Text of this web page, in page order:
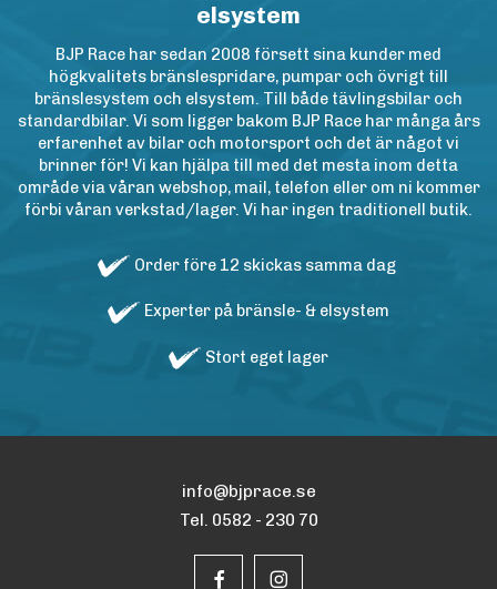
elsystem
BJP Race har sedan 2008 försett sina kunder med
högkvalitets bränslespridare, pumpar och övrigt till
bränslesystem och elsystem. Till både tävlingsbilar och
standardbilar. Vi som ligger bakom BJP Race har många års
erfarenhet av bilar och motorsport och det är något vi
brinner för! Vi kan hjälpa till med det mesta inom detta
område via våran webshop, mail, telefon eller om ni kommer
förbi våran verkstad/lager. Vi har ingen traditionell butik.
Order före 12 skickas samma dag
Experter på bränsle- & elsystem
Stort eget lager
info@bjprace.se
Tel. 0582 - 230 70